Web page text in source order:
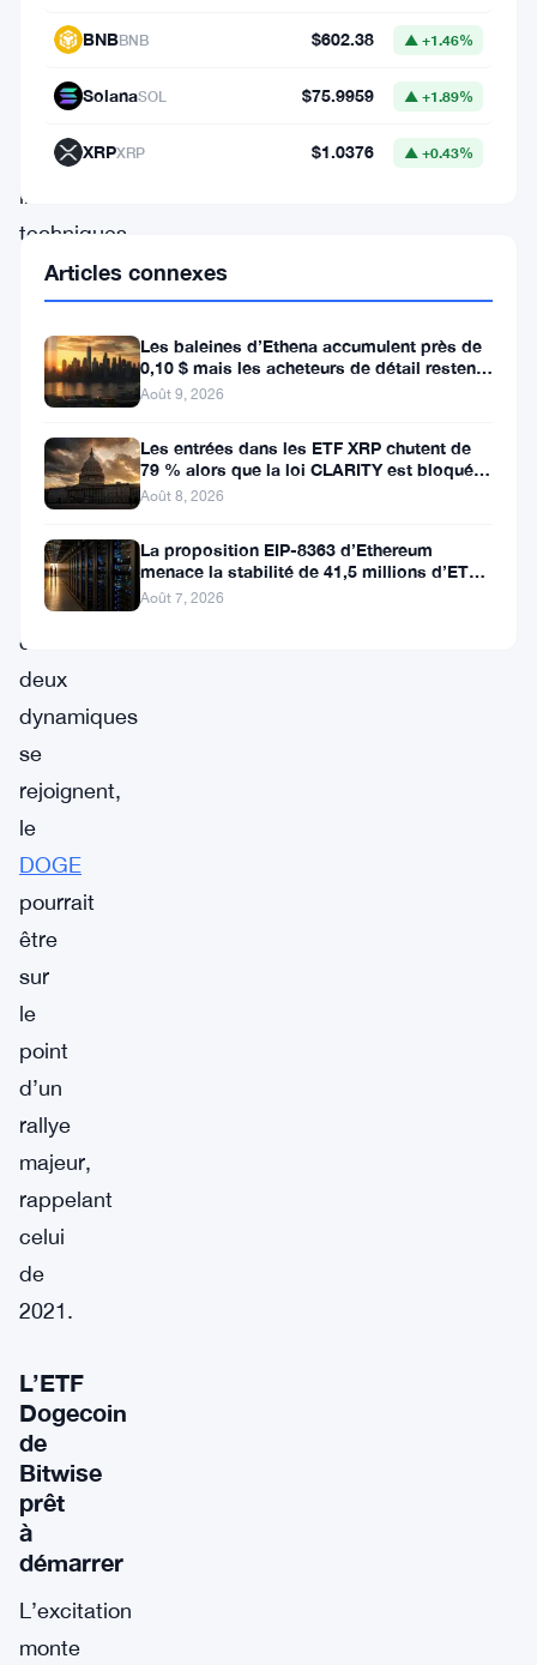
Bitwise
plusieurs
indicateurs
techniques
affichent
des
signaux
d’achat
Les
analystes
que
ces
deux
dynamiques
se
rejoignent,
le
DOGE
pourrait
être
sur
le
point
d’un
rallye
majeur,
rappelant
celui
de
2021.
L’ETF
Dogecoin
de
Bitwise
prêt
à
démarrer
L’excitation
monte
BNBBNB $602.38 ▲ +1.46%
SolanaSOL $75.9959 ▲ +1.89%
XRPXRP $1.0376 ▲ +0.43%
Articles connexes
Les baleines d’Ethena accumulent près de
0,10 $ mais les acheteurs de détail restent
à l’écart
Août 9, 2026
Les entrées dans les ETF XRP chutent de
79 % alors que la loi CLARITY est bloquée
avant la pause du Sénat
Août 8, 2026
La proposition EIP-8363 d’Ethereum
menace la stabilité de 41,5 millions d’ETH
stakés et de la DeFi
Août 7, 2026